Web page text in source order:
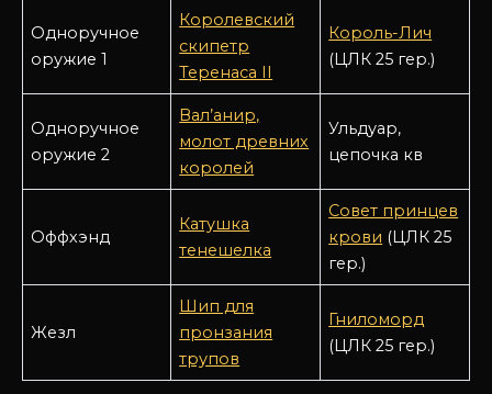
Одноручное
оружие 1
Королевский
скипетр
Теренаса II
Король-Лич
(ЦЛК 25 гер.)
Одноручное
оружие 2
Вал’анир,
молот древних
королей
Ульдуар,
цепочка кв
Оффхэнд
Катушка
тенешелка
Совет принцев
крови (ЦЛК 25
гер.)
Жезл
Шип для
пронзания
трупов
Гниломорд
(ЦЛК 25 гер.)